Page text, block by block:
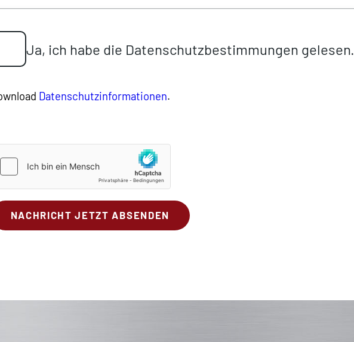
Ja, ich habe die Datenschutzbestimmungen gelesen.
Datenschutzinformationen.
NACHRICHT JETZT ABSENDEN